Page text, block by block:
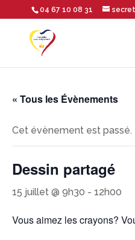
Ouvrir la barre d’outils
04 67 10 08 31
« Tous les Évènements
Cet évènement est passé.
Dessin partagé
15 juillet @ 9h30 - 12h00
Vous aimez les crayons?